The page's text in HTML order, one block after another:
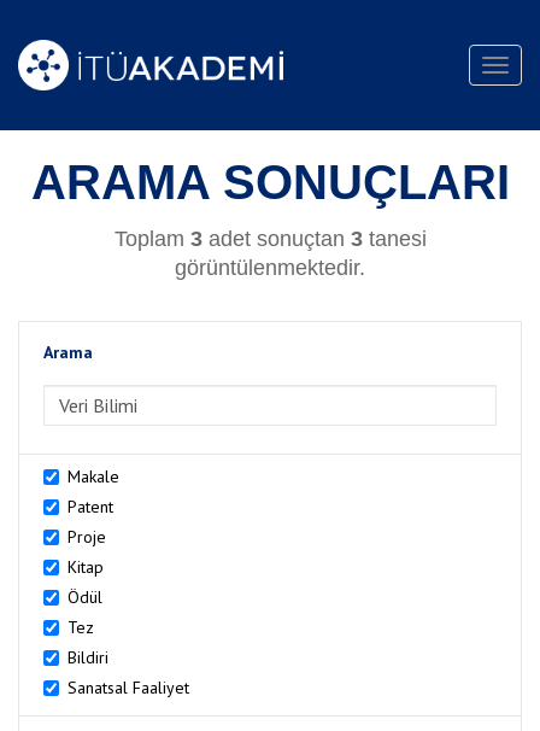
ARAMA SONUÇLARI
Toplam 3adet sonuçtan 3tanesi
görüntülenmektedir.
Arama
Makale
Patent
Proje
Kitap
Ödül
Tez
Bildiri
Sanatsal Faaliyet